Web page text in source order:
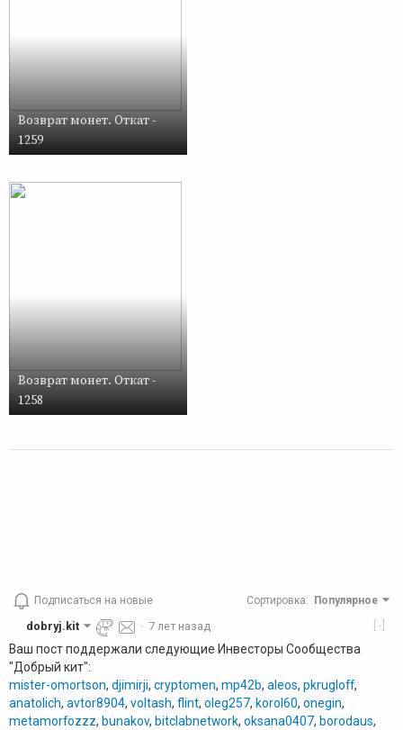
Возврат монет. Откат -
1259
Возврат монет. Откат -
1258
Подписаться на новые Сортировка: Популярное
[-]
dobryj.kit · 7 лет назад
Ваш пост поддержали следующие Инвесторы Сообщества
"Добрый кит":
mister-omortson, djimirji, cryptomen, mp42b, aleos, pkrugloff,
anatolich, avtor8904, voltash, flint, oleg257, korol60, onegin,
metamorfozzz, bunakov, bitclabnetwork, oksana0407, borodaus,